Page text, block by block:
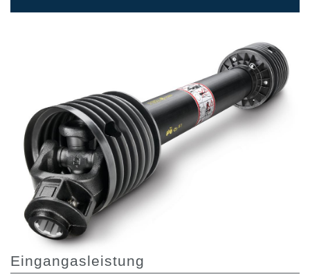
Für Bondioli & Pavesi produzierte Orbitalmotoren
Kupplungssysteme
Kontrolle
Integrierte Hydrauliksysteme
Steuergeräte
Cartridgeventile
Leitungseinbauventile
Servosteuerungen
Elektronische Komponenten für Steuersysteme
Wärmeaustausch
Eingangasleistung